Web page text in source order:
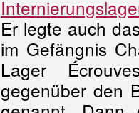
Er legte auch
im Gefängnis
Lager
gegenüber den